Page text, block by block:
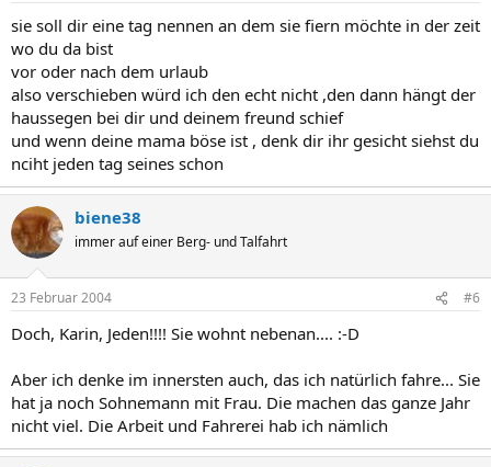
sie soll dir eine tag nennen an dem sie fiern möchte in der zeit
wo du da bist
vor oder nach dem urlaub
also verschieben würd ich den echt nicht ,den dann hängt der
haussegen bei dir und deinem freund schief
und wenn deine mama böse ist , denk dir ihr gesicht siehst du
nciht jeden tag seines schon
biene38
immer auf einer Berg- und Talfahrt
23 Februar 2004 #6
Doch, Karin, Jeden!!!! Sie wohnt nebenan.... :-D
Aber ich denke im innersten auch, das ich natürlich fahre... Sie
hat ja noch Sohnemann mit Frau. Die machen das ganze Jahr
nicht viel. Die Arbeit und Fahrerei hab ich nämlich